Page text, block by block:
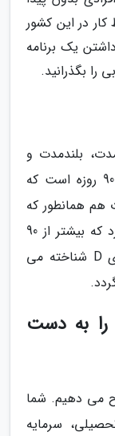
کار در این کشور
یک برنامه
را بگذرانید.
بلندمدت و
دائم وجود دارد. ویزای کوتاه مدت چک 90 روزه است که
هم همانطور که
از نامش پیداست، مدت زمان بیشتری دارد که بیشتر از 90
روز است. ویزای دائم هم که با نام ویزای D شناخته می
را به دست
می دهیم. شما
سرمایه